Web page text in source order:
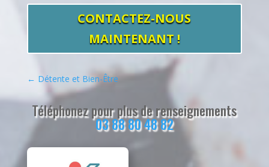
CONTACTEZ-NOUS
MAINTENANT !
← Détente et Bien-Être
Téléphonez pour plus de renseignements
03 88 80 48 82